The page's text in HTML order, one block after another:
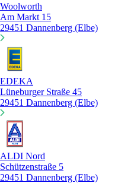
Woolworth
Am Markt 15
29451 Dannenberg (Elbe)
EDEKA
Lüneburger Straße 45
29451 Dannenberg (Elbe)
ALDI Nord
Schützenstraße 5
29451 Dannenberg (Elbe)